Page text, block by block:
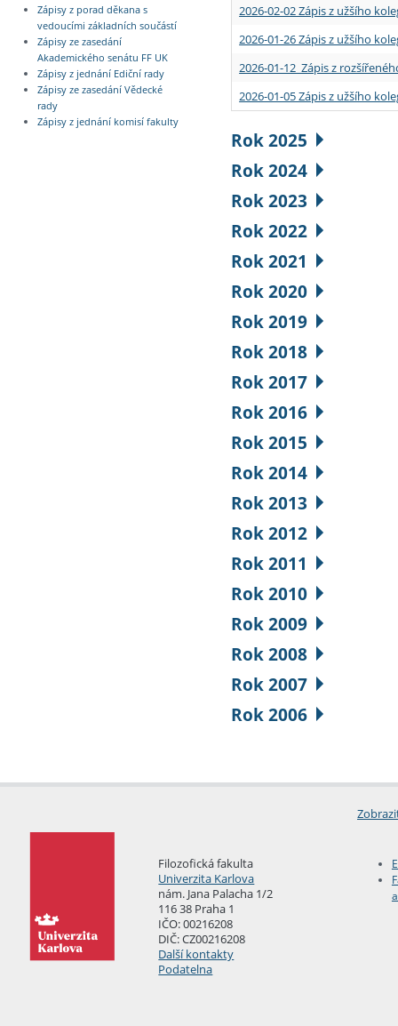
Zápisy z porad děkana s
vedoucími základních součástí
Zápisy ze zasedání
Akademického senátu FF UK
Zápisy z jednání Ediční rady
Zápisy ze zasedání Vědecké
rady
Zápisy z jednání komisí fakulty
2026-02-02 Zápis z užšího
2026-01-26 Zápis z užšího
2026-01-12 Zápis z
2026-01-05 Zápis z užšího
Rok 2025
Rok 2024
Rok 2023
Rok 2022
Rok 2021
Rok 2020
Rok 2019
Rok 2018
Rok 2017
Rok 2016
Rok 2015
Rok 2014
Rok 2013
Rok 2012
Rok 2011
Rok 2010
Rok 2009
Rok 2008
Rok 2007
Rok 2006
Filozofická fakulta
Univerzita Karlova
nám. Jana Palacha 1/2
116 38 Praha 1
IČO: 00216208
DIČ: CZ00216208
Další kontakty
Podatelna